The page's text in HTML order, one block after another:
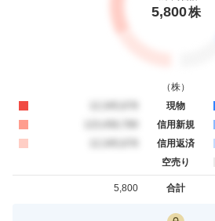
5,800株
（株）
現物
信用新規
信用返済
空売り
合計
5,800